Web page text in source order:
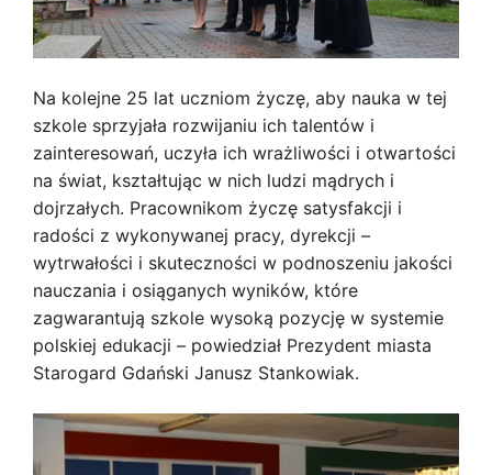
Na kolejne 25 lat uczniom życzę, aby nauka w tej
szkole sprzyjała rozwijaniu ich talentów i
zainteresowań, uczyła ich wrażliwości i otwartości
na świat, kształtując w nich ludzi mądrych i
dojrzałych. Pracownikom życzę satysfakcji i
radości z wykonywanej pracy, dyrekcji –
wytrwałości i skuteczności w podnoszeniu jakości
nauczania i osiąganych wyników, które
zagwarantują szkole wysoką pozycję w systemie
polskiej edukacji – powiedział Prezydent miasta
Starogard Gdański Janusz Stankowiak.